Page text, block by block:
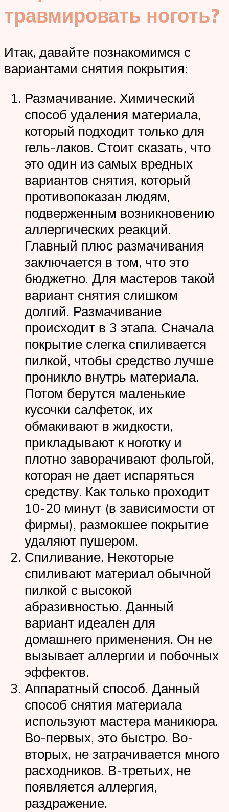
травмировать ноготь?
Итак, давайте познакомимся с
вариантами снятия покрытия:
Размачивание. Химический
способ удаления материала,
который подходит только для
гель-лаков. Стоит сказать, что
это один из самых вредных
вариантов снятия, который
противопоказан людям,
подверженным возникновению
аллергических реакций.
Главный плюс размачивания
заключается в том, что это
бюджетно. Для мастеров такой
вариант снятия слишком
долгий. Размачивание
происходит в 3 этапа. Сначала
покрытие слегка спиливается
пилкой, чтобы средство лучше
проникло внутрь материала.
Потом берутся маленькие
кусочки салфеток, их
обмакивают в жидкости,
прикладывают к ноготку и
плотно заворачивают фольгой,
которая не дает испаряться
средству. Как только проходит
10-20 минут (в зависимости от
фирмы), размокшее покрытие
удаляют пушером.
Спиливание. Некоторые
спиливают материал обычной
пилкой с высокой
абразивностью. Данный
вариант идеален для
домашнего применения. Он не
вызывает аллергии и побочных
эффектов.
Аппаратный способ. Данный
способ снятия материала
используют мастера маникюра.
Во-первых, это быстро. Во-
вторых, не затрачивается много
расходников. В-третьих, не
появляется аллергия,
раздражение.